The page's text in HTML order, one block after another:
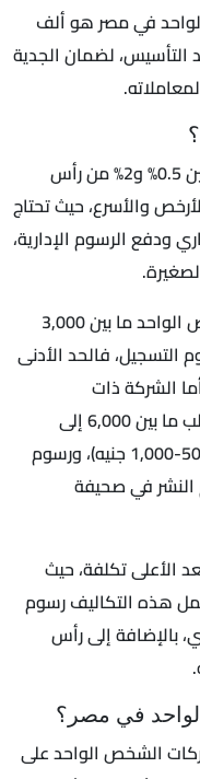
في مصر هو ألف
التأسيس، لضمان الجدية
تتراوح رسوم تأسيس المنشأة الفردية بين 0.5% و2% من رأس
والأسرع، حيث تحتاج
ودفع الرسوم الإدارية،
بينما تتراوح رسوم تأسيس شركة الشخص الواحد ما بين 3,000
التسجيل، فالحد الأدنى
هو 1,000 جنيه، أما الشركة ذات
المسؤولية المحدودة (ش.ذ.م.م) فتتطلب ما بين 6,000 إلى
12,000 جنيه وتشمل رسوم التسجيل (500-1,000 جنيه)، ورسوم
ورسوم النشر في صحيفة
الأعلى تكلفة، حيث
فأكثر، وتشمل هذه التكاليف رسوم
بالإضافة إلى رأس
في مصر؟
الشخص الواحد على